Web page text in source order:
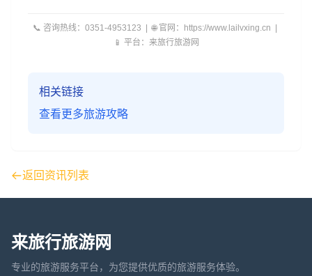
📞 咨询热线：0351-4953123 | 🌐 官网：https://www.lailvxing.cn |
📱 平台：来旅行旅游网
相关链接
查看更多旅游攻略
返回资讯列表
来旅行旅游网
专业的旅游服务平台，为您提供优质的旅游服务体验。